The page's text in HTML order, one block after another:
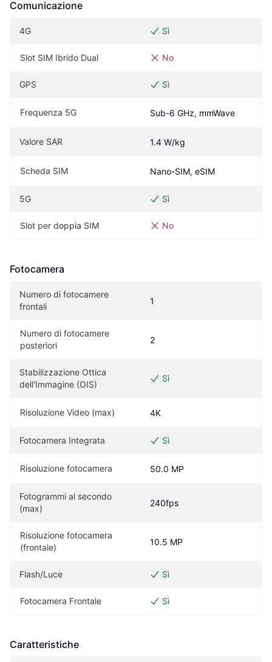
Comunicazione
4G Sì
Slot SIM Ibrido Dual No
GPS Sì
Frequenza 5G Sub-6 GHz, mmWave
Valore SAR 1.4 W/kg
Scheda SIM Nano-SIM, eSIM
5G Sì
Slot per doppia SIM No
Fotocamera
Numero di fotocamere
frontali
1
Numero di fotocamere
posteriori
2
Stabilizzazione Ottica
dell'Immagine (OIS)
Sì
Risoluzione Video (max) 4K
Fotocamera Integrata Sì
Risoluzione fotocamera 50.0 MP
Fotogrammi al secondo
(max)
240fps
Risoluzione fotocamera
(frontale)
10.5 MP
Flash/Luce Sì
Fotocamera Frontale Sì
Caratteristiche